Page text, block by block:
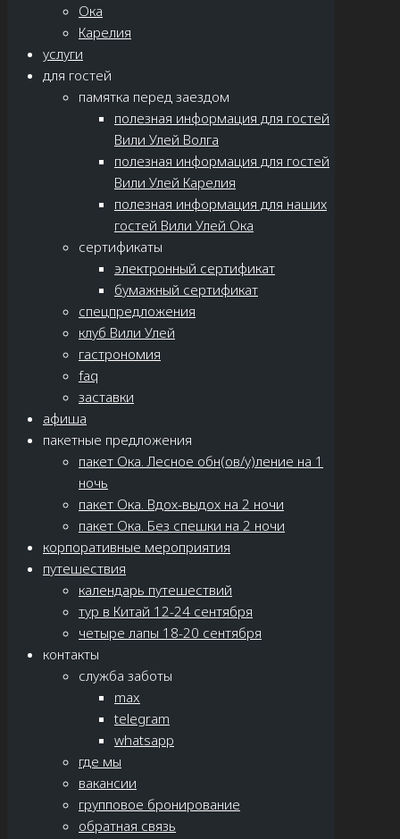
Ока
Карелия
услуги
для гостей
памятка перед заездом
полезная информация для гостей
Вили Улей Волга
полезная информация для гостей
Вили Улей Карелия
полезная информация для наших
гостей Вили Улей Ока
сертификаты
электронный сертификат
бумажный сертификат
спецпредложения
клуб Вили Улей
гастрономия
faq
заставки
афиша
пакетные предложения
пакет Ока. Лесное обн(ов/у)ление на 1
ночь
пакет Ока. Вдох-выдох на 2 ночи
пакет Ока. Без спешки на 2 ночи
корпоративные мероприятия
путешествия
календарь путешествий
тур в Китай 12-24 сентября
четыре лапы 18-20 сентября
контакты
служба заботы
max
telegram
whatsapp
где мы
вакансии
групповое бронирование
обратная связь